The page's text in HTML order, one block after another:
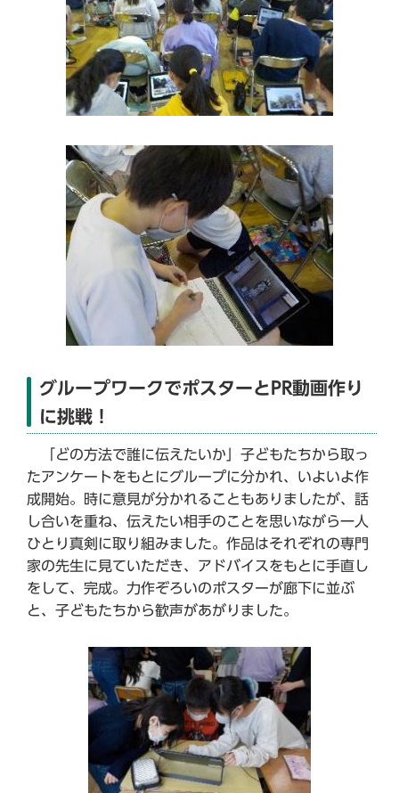
グループワークでポスターとPR動画作り
に挑戦！
「どの方法で誰に伝えたいか」子どもたちから取っ
たアンケートをもとにグループに分かれ、いよいよ作
成開始。時に意見が分かれることもありましたが、話
し合いを重ね、伝えたい相手のことを思いながら一人
ひとり真剣に取り組みました。作品はそれぞれの専門
家の先生に見ていただき、アドバイスをもとに手直し
をして、完成。力作ぞろいのポスターが廊下に並ぶ
と、子どもたちから歓声があがりました。